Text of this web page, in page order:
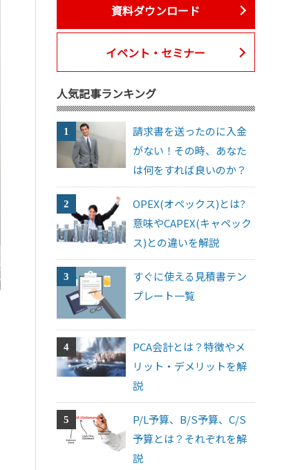
資料ダウンロード
イベント・セミナー
人気記事ランキング
請求書を送ったのに入金
がない！その時、あなた
は何をすれば良いのか？
OPEX(オペックス)とは?
意味やCAPEX(キャペック
ス)との違いを解説
すぐに使える見積書テン
プレート一覧
PCA会計とは？特徴やメ
リット・デメリットを解
説
P/L予算、B/S予算、C/S
予算とは？それぞれを解
説